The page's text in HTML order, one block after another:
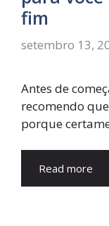
fim
setembro 13,
Antes de
recomendo
porque
Read more